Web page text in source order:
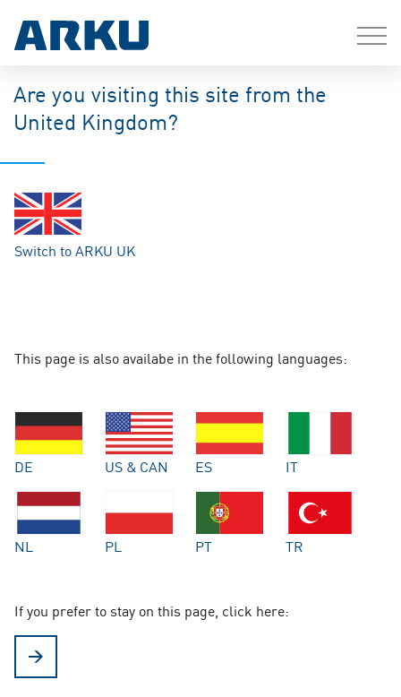
Are you visiting this site from the
United Kingdom?
This page is also availabe in the following languages:
Switch to ARKU UK
DE US & CAN ES IT
NL PL PT TR
If you prefer to stay on this page, click here: